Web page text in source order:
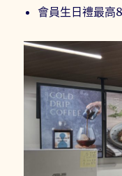
會員生日禮最高